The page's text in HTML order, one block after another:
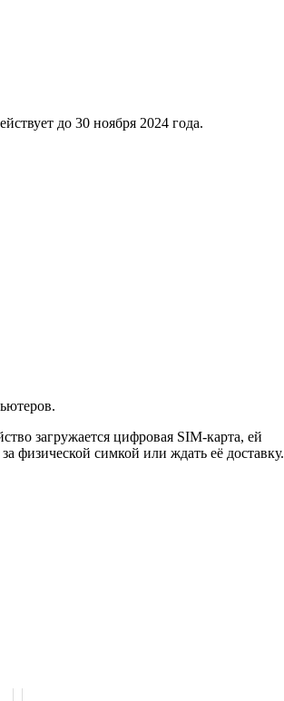
до 30 ноября 2024 года.
загружается цифровая SIM-карта, ей
физической симкой или ждать её доставку.